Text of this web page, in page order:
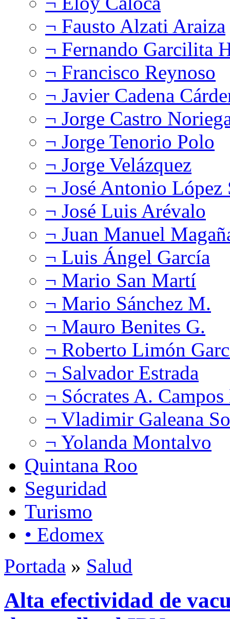
¬ Fausto Alzati Araiza
¬ Fernando Garcilita
¬ Francisco Reynoso
¬ Javier Cadena
¬ Jorge Castro
¬ Jorge Tenorio Polo
¬ Jorge Velázquez
¬ José Antonio López
¬ José Luis Arévalo
¬ Juan Manuel
¬ Luis Ángel García
¬ Mario San Martí
¬ Mario Sánchez M.
¬ Mauro Benites G.
¬ Roberto Limón
¬ Salvador Estrada
¬ Sócrates A.
¬ Vladimir Galeana
¬ Yolanda Montalvo
Quintana Roo
Seguridad
Turismo
• Edomex
Portada » Salud
Alta efectividad de